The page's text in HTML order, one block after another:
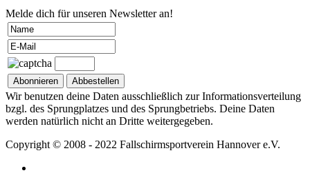
Melde dich für unseren Newsletter an!
Wir benutzen deine Daten ausschließlich zur Informationsverteilung
bzgl. des Sprungplatzes und des Sprungbetriebs. Deine Daten
werden natürlich nicht an Dritte weitergegeben.
Copyright © 2008 - 2022 Fallschirmsportverein Hannover e.V.